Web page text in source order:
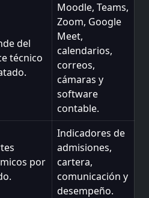
del
técnico
Moodle, Teams,
Zoom, Google
Meet,
calendarios,
correos,
cámaras y
software
contable.
por
Indicadores de
admisiones,
cartera,
comunicación y
desempeño.